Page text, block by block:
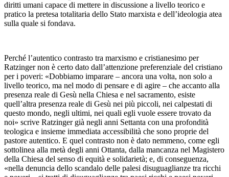
diritti umani capace di mettere in discussione a livello teorico e
pratico la pretesa totalitaria dello Stato marxista e dell’ideologia atea
sulla quale si fondava.
Perché l’autentico contrasto tra marxismo e cristianesimo per
Ratzinger non è certo dato dall’attenzione preferenziale del cristiano
per i poveri: «Dobbiamo imparare – ancora una volta, non solo a
livello teorico, ma nel modo di pensare e di agire – che accanto alla
presenza reale di Gesù nella Chiesa e nel sacramento, esiste
quell’altra presenza reale di Gesù nei più piccoli, nei calpestati di
questo mondo, negli ultimi, nei quali egli vuole essere trovato da
noi» scrive Ratzinger già negli anni Settanta con una profondità
teologica e insieme immediata accessibilità che sono proprie del
pastore autentico. E quel contrasto non è dato nemmeno, come egli
sottolinea alla metà degli anni Ottanta, dalla mancanza nel Magistero
della Chiesa del senso di equità e solidarietà; e, di conseguenza,
«nella denuncia dello scandalo delle palesi disuguaglianze tra ricchi